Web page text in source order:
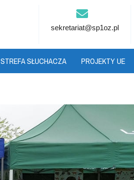
sekretariat@sp1oz.pl
STREFA SŁUCHACZA PROJEKTY UE